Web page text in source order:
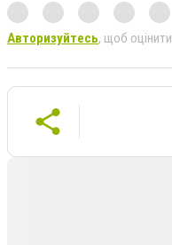
Авторизуйтесь, щоб оцінити